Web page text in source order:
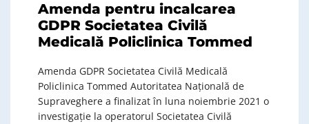
Amenda pentru incalcarea
GDPR Societatea Civilă
Medicală Policlinica Tommed
Amenda GDPR Societatea Civilă Medicală
Policlinica Tommed Autoritatea Națională de
Supraveghere a finalizat în luna noiembrie 2021 o
investigație la operatorul Societatea Civilă